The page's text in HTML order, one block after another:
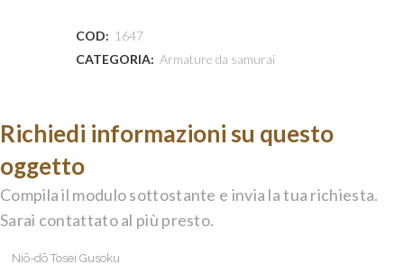
COD: 1647
CATEGORIA: Armature da samurai
Richiedi informazioni su questo
oggetto
Compila il modulo sottostante e invia la tua richiesta.
Sarai contattato al più presto.